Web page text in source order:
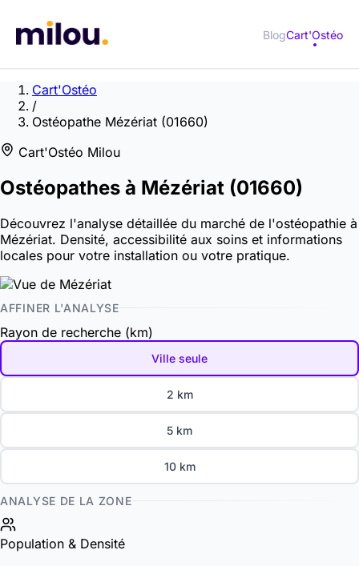
BlogCart'Ostéo
Cart'Ostéo
/
Ostéopathe Mézériat (01660)
Cart'Ostéo Milou
Ostéopathes à Mézériat (01660)
Découvrez l'analyse détaillée du marché de l'ostéopathie à
Mézériat. Densité, accessibilité aux soins et informations
locales pour votre installation ou votre pratique.
AFFINER L'ANALYSE
Rayon de recherche (km)
Ville seule
2 km
5 km
10 km
ANALYSE DE LA ZONE
Population & Densité